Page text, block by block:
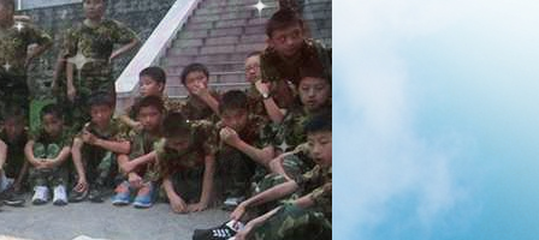
信、坚强 懂得惜福、感恩